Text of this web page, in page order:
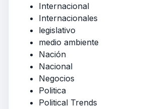
Internacional
Internacionales
legislativo
medio ambiente
Nación
Nacional
Negocios
Politica
Political Trends